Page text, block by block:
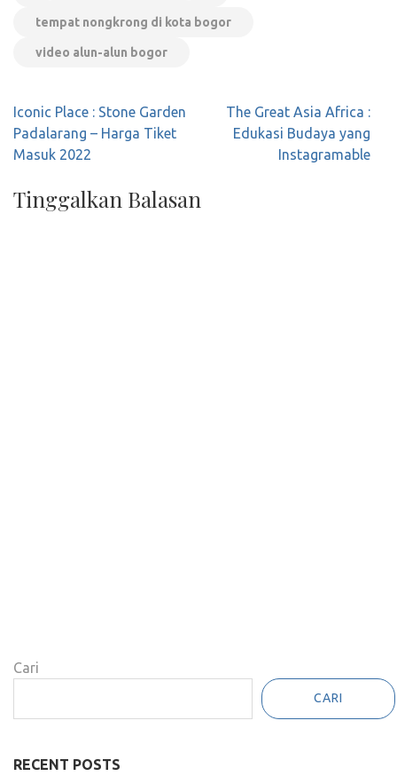
tempat nongkrong di kota bogor
video alun-alun bogor
Navigasi
pos
Iconic Place : Stone Garden
Padalarang – Harga Tiket
Masuk 2022
The Great Asia Africa :
Edukasi Budaya yang
Instagramable
Tinggalkan Balasan
Cari
CARI
RECENT POSTS